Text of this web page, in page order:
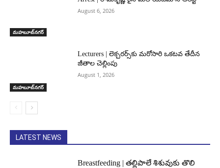
మహబూబ్‌నగర్‌
August 6, 2026
మహబూబ్‌నగర్‌
Lecturers | లెక్చరర్స్‌కు మరోసారి ఒకటవ తేదీన
జీతాల చెల్లింపు
August 1, 2026
LATEST NEWS
Breastfeeding | తల్లిపాలే శిశువుకు తొలి